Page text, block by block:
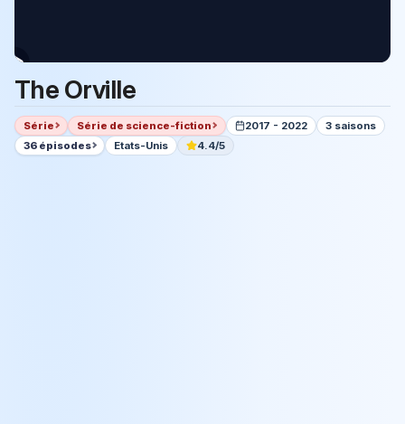
The Orville
Série Série de science-fiction 2017 - 2022
3 saisons
36 épisodes
Etats-Unis 4.4/5